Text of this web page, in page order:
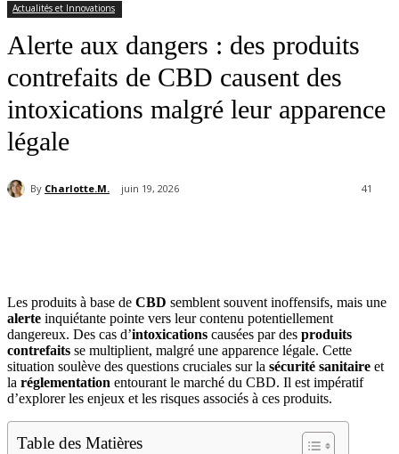
Actualités et Innovations
Alerte aux dangers : des produits
contrefaits de CBD causent des
intoxications malgré leur apparence
légale
By Charlotte.M. juin 19, 2026 41
Les produits à base de CBD semblent souvent inoffensifs, mais une
alerte inquiétante pointe vers leur contenu potentiellement
dangereux. Des cas d’intoxications causées par des produits
contrefaits se multiplient, malgré une apparence légale. Cette
situation soulève des questions cruciales sur la sécurité sanitaire et
la réglementation entourant le marché du CBD. Il est impératif
d’explorer les enjeux et les risques associés à ces produits.
Table des Matières